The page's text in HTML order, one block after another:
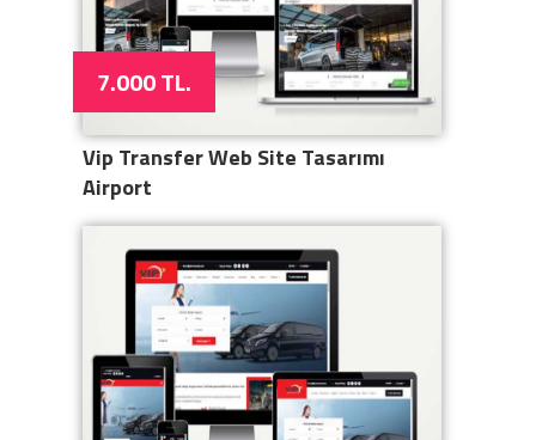
7.000 TL.
Vip Transfer Web Site Tasarımı
Airport